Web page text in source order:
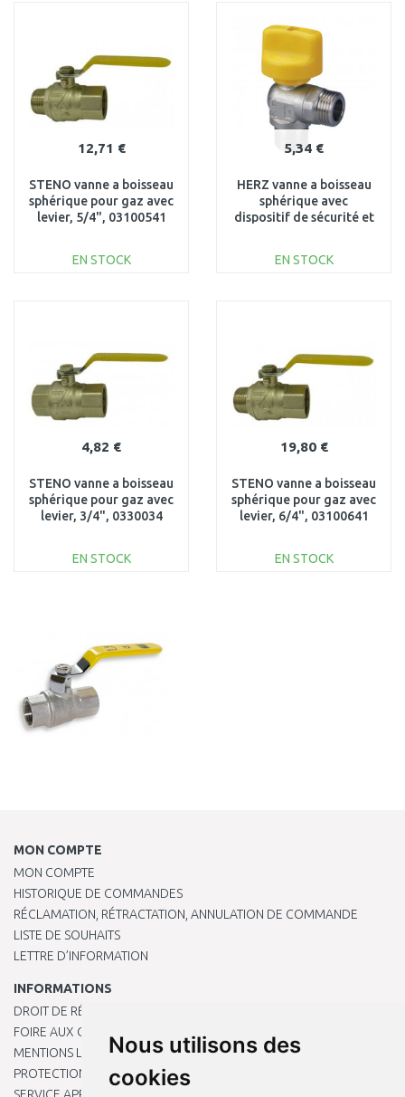
Nous utilisons des
cookies
Au comparatif
12,71 €
STENO vanne a boisseau
sphérique pour gaz avec
levier, 5/4", 03100541
EN STOCK
5,34 €
HERZ vanne a boisseau
sphérique avec
dispositif de sécurité et
EN STOCK
4,82 €
STENO vanne a boisseau
sphérique pour gaz avec
levier, 3/4", 0330034
EN STOCK
19,80 €
STENO vanne a boisseau
sphérique pour gaz avec
levier, 6/4", 03100641
EN STOCK
MON COMPTE
MON COMPTE
HISTORIQUE DE COMMANDES
RÉCLAMATION, RÉTRACTATION, ANNULATION DE COMMANDE
LISTE DE SOUHAITS
LETTRE D’INFORMATION
INFORMATIONS
DROIT DE RÉTRACTATION
FOIRE AUX QUESTIONS
MENTIONS LÉGALES
PROTECTION DES DONNÉES PERSONNELLES